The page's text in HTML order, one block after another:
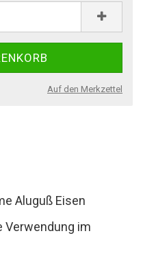
Auf den Merkzettel
Aluguß Eisen
Verwendung im